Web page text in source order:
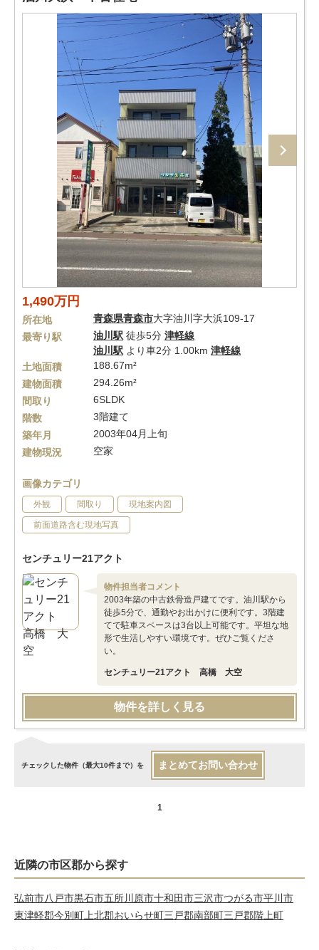
1,490万円
所在地 青森県青森市大字油川字大浜109-17
最寄り駅
油川駅 徒歩5分 津軽線
油川駅 より車2分 1.00km 津軽線
土地面積
188.67m²
建物面積
294.26m²
間取り
6SLDK
階数
3階建て
築年月
2003年04月上旬
建物現況
空家
画像カテゴリ
外観 間取り 現地案内図
前面道路含む現地写真
センチュリー21アクト
物件担当者コメント
2003年築の中古鉄骨造戸建てです。油川駅から
徒歩5分で、通勤やお出かけに便利です。3階建
てで駐車スペースは3台以上可能です。平坦な地
形で生活しやすい環境です。ぜひご覧くださ
い。
センチュリー21アクト 高橋 大空
物件を詳しく見る
チェックした物件（最大10件まで）を まとめてお問い合わせ
1
近隣の市区郡から探す
弘前市八戸市黒石市五所川原市十和田市三沢市つがる市平川市
東津軽郡今別町 上北郡おいらせ町三戸郡南部町三戸郡階上町